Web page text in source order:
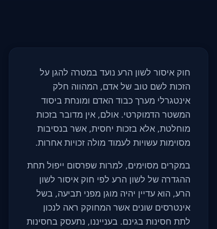
חוק איסור לשון הרע נועד במטרה להגן על
הזכות לשם טוב של אדם, המהווה חלק
אינטגרלי מערך כבוד האדם ומונחת ביסוד
המשטר הדמוקרטי. אולם, אין מדובר בזכות
מוחלטת, אלא בזכות יחסית, אשר בנסיבות
מסוימות עשויות לעמוד מולה זכויות אחרות.
במקרים מסוימים, למרות שפרסום ייפול תחת
ההגדרה של לשון הרע לפי חוק איסור לשון
הרע, הוא עדיין יהיה מוגן מפני תביעה, בשל
אינטרסים שונים אשר המחוקק ראה לנכון
לתת חסינות בגינם. בענייננו, נתעסק בחסינות